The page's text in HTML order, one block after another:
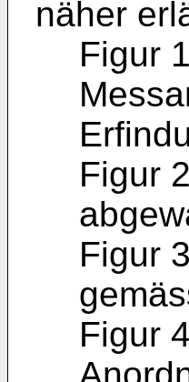
näher
Figur
Figur
Figur
Figur